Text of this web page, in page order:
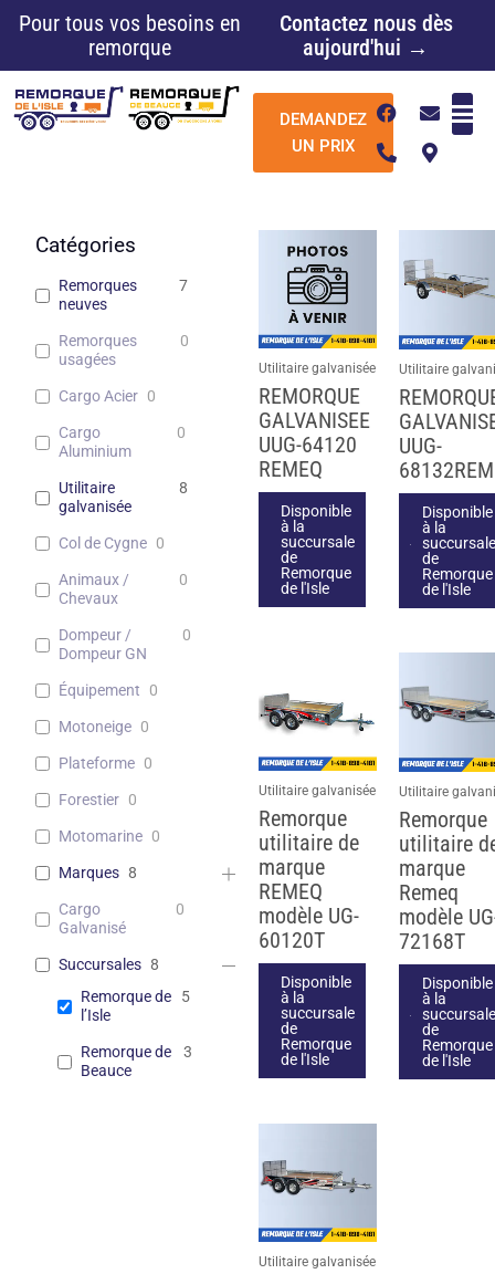
Pour tous vos besoins en
remorque
Contactez nous dès
aujourd'hui →
DEMANDEZ
UN PRIX
F
a
e
E
n
v
e
P
h
n
M
a
p
-
e
r
-
l
Catégories
Remorques
neuves
7
Remorques
usagées
0
Cargo Acier 0
Cargo
Aluminium
0
Utilitaire
galvanisée
8
Col de Cygne 0
Animaux /
Chevaux
0
Dompeur /
Dompeur GN
0
Équipement 0
Motoneige 0
Plateforme 0
Forestier 0
Motomarine 0
Marques 8
Cargo
Galvanisé
0
Succursales 8
Remorque de
l’Isle
5
Remorque de
Beauce
3
Utilitaire galvanisée
REMORQUE
GALVANISEE
UUG-64120
REMEQ
Disponible
à la
succursale
de
Remorque
de l'Isle
Utilitaire
UUG-
Disponible
à la
succursale
de
Remorque
de l'Isle
Utilitaire galvanisée
Remorque
utilitaire de
marque
REMEQ
modèle UG-
60120T
Disponible
à la
succursale
de
Remorque
de l'Isle
Utilitaire
Remorque
utilitaire
marque
Remeq
modèle
72168T
Disponible
à la
succursale
de
Remorque
de l'Isle
Utilitaire galvanisée